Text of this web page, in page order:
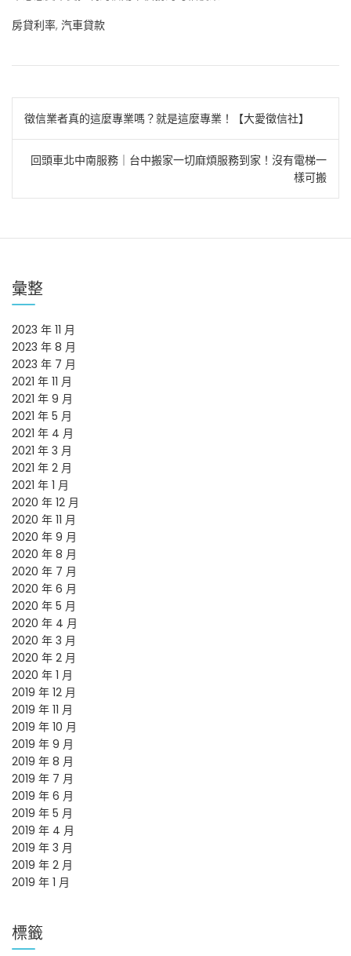
房貸利率, 汽車貸款
文
章
徵信業者真的這麼專業嗎？就是這麼專業！【大愛徵信社】
回頭車北中南服務｜台中搬家一切麻煩服務到家！沒有電梯一
樣可搬
彙整
2023 年 11 月
2023 年 8 月
2023 年 7 月
2021 年 11 月
2021 年 9 月
2021 年 5 月
2021 年 4 月
2021 年 3 月
2021 年 2 月
2021 年 1 月
2020 年 12 月
2020 年 11 月
2020 年 9 月
2020 年 8 月
2020 年 7 月
2020 年 6 月
2020 年 5 月
2020 年 4 月
2020 年 3 月
2020 年 2 月
2020 年 1 月
2019 年 12 月
2019 年 11 月
2019 年 10 月
2019 年 9 月
2019 年 8 月
2019 年 7 月
2019 年 6 月
2019 年 5 月
2019 年 4 月
2019 年 3 月
2019 年 2 月
2019 年 1 月
標籤